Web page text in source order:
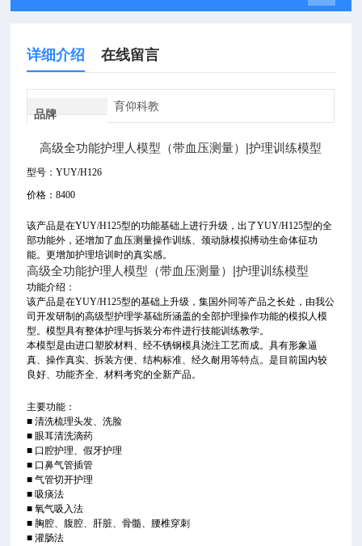
详细介绍 在线留言
品牌
育仰科教
高级全功能护理人模型（带血压测量）|护理训练模型
型号：YUY/H126
价格：8400
该产品是在YUY/H125型的功能基础上进行升级，出了YUY/H125型的全
部功能外，还增加了血压测量操作训练、颈动脉模拟搏动生命体征功
能。更增加护理培训时的真实感。
高级全功能护理人模型（带血压测量）|护理训练模型
功能介绍：
该产品是在YUY/H125型的基础上升级，集国外同等产品之长处，由我公
司开发研制的高级型护理学基础所涵盖的全部护理操作功能的模拟人模
型。模型具有整体护理与拆装分布件进行技能训练教学。
本模型是由进口塑胶材料、经不锈钢模具浇注工艺而成。具有形象逼
真、操作真实、拆装方便、结构标准、经久耐用等特点。是目前国内较
良好、功能齐全、材料考究的全新产品。
主要功能：
■清洗梳理头发、洗脸
■ 眼耳清洗滴药
■ 口腔护理、假牙护理
■ 口鼻气管插管
■气管切开护理
■吸痰法
■氧气吸入法
■ 胸腔、腹腔、肝脏、骨髓、腰椎穿刺
■灌肠法